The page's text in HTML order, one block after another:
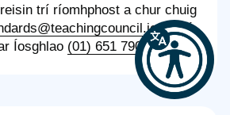
trí ríomhphost a chur chuig
nó trí
Íosghlao (01) 651 7900.